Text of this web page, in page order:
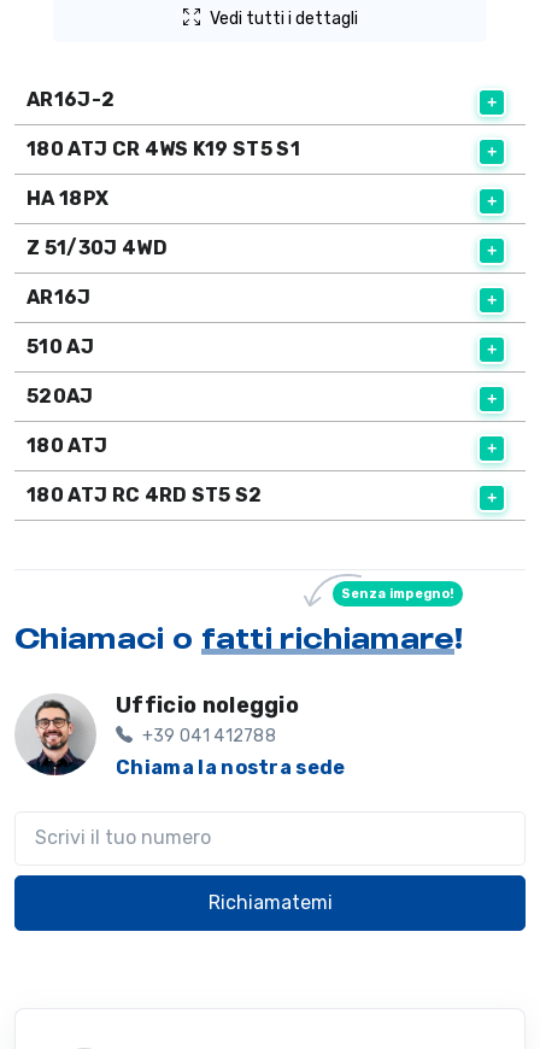
Vedi tutti i dettagli
AR16J-2
180 ATJ CR 4WS K19 ST5 S1
HA 18PX
Z 51/30J 4WD
AR16J
510 AJ
520AJ
180 ATJ
180 ATJ RC 4RD ST5 S2
Chiamaci o fatti richiamare!
Senza impegno!
Ufficio noleggio
+39 041 412788
Chiama la nostra sede
Richiamatemi